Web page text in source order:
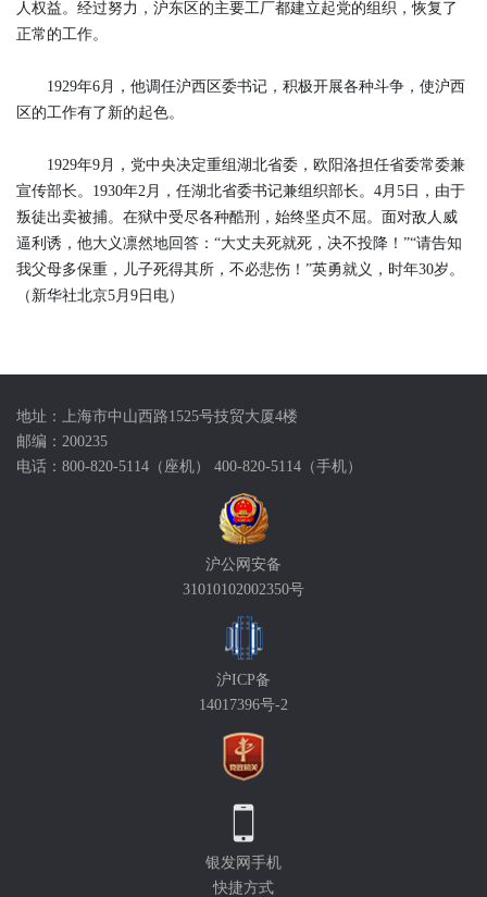
人权益。经过努力，沪东区的主要工厂都建立起党的组织，恢复了
正常的工作。
1929年6月，他调任沪西区委书记，积极开展各种斗争，使沪西
区的工作有了新的起色。
1929年9月，党中央决定重组湖北省委，欧阳洛担任省委常委兼
宣传部长。1930年2月，任湖北省委书记兼组织部长。4月5日，由于
叛徒出卖被捕。在狱中受尽各种酷刑，始终坚贞不屈。面对敌人威
逼利诱，他大义凛然地回答：“大丈夫死就死，决不投降！”“请告知
我父母多保重，儿子死得其所，不必悲伤！”英勇就义，时年30岁。
（新华社北京5月9日电）
地址：上海市中山西路1525号技贸大厦4楼
邮编：200235
电话：800-820-5114（座机） 400-820-5114（手机）
沪公网安备
31010102002350号
沪ICP备
14017396号-2
银发网手机
快捷方式